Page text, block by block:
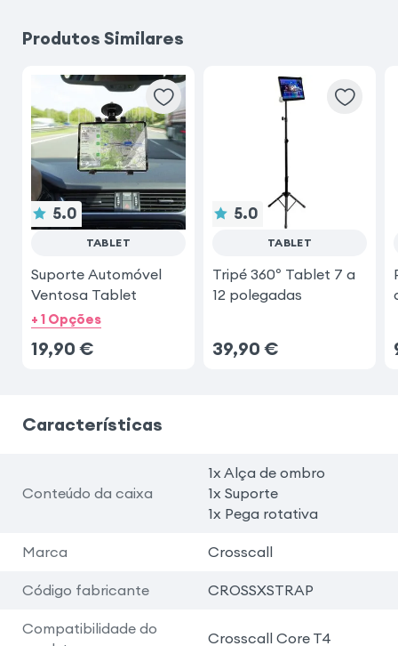
Produtos Similares
5.0
TABLET
Suporte Automóvel
Ventosa Tablet
+ 1 Opções
19,90 €
5.0
TABLET
Tripé 360º Tablet 7 a
12 polegadas
39,90 €
Características
Conteúdo da caixa
1x Alça de ombro
1x Suporte
1x Pega rotativa
Marca Crosscall
Código fabricante CROSSXSTRAP
Compatibilidade do
Crosscall Core T4